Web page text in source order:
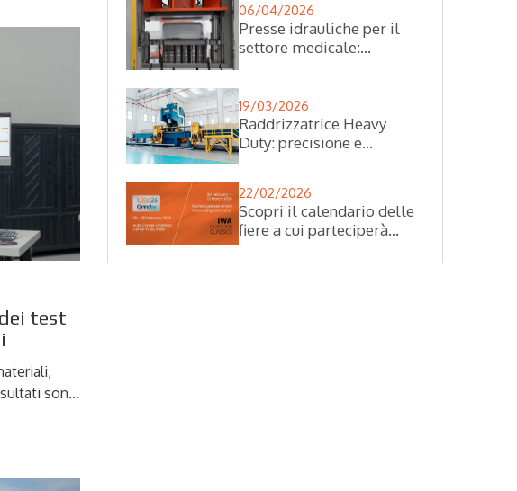
del
nei
test
sono
di
06/04/2026
Presse idrauliche per il
settore medicale:
precisione e affidabilità
nei processi produttivi
19/03/2026
Raddrizzatrice Heavy
Duty: precisione e
automazione nella
lavorazione di materiali
complessi
22/02/2026
Scopri il calendario delle
fiere a cui parteciperà
Galdabini a febbraio!